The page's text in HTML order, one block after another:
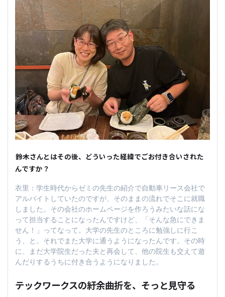
――鈴木さんとはその後、どういった経緯でごお付き合いされた
んですか？
衣里：学生時代からゼミの先生の紹介で自動車リース会社で
アルバイトしていたのですが、そのままの流れでそこに就職
しました。その会社のホームページを作ろうみたいな話にな
って担当することになったんですけど、「そんな急にできま
せん！」ってなって。大学の先生のところに勉強しに行こ
う、と。それでまた大学に通うようになったんです。その時
に、まだ大学院生だった夫と再会して、他の院生も交えて遊
んだりするうちに付き合うようになりました。
テックワークスの紆余曲折を、そっと見守る